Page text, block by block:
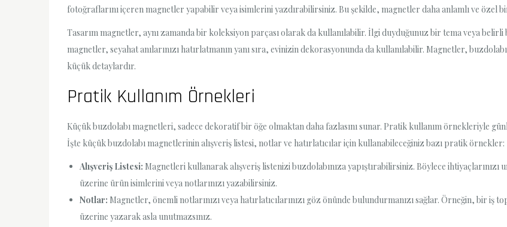
fotoğraflarını içeren magnetler yapabilir veya isimlerini yazdırabilirsiniz. Bu şekilde, magnetler daha anlamlı ve özel
Tasarım magnetler, aynı zamanda bir koleksiyon parçası olarak da kullanılabilir. İlgi duyduğunuz bir tema veya
magnetler, seyahat anılarınızı hatırlatmanın yanı sıra, evinizin dekorasyonunda da kullanılabilir. Magnetler,
küçük detaylardır.
Pratik Kullanım Örnekleri
Küçük buzdolabı magnetleri, sadece dekoratif bir öğe olmaktan daha fazlasını sunar. Pratik kullanım örnekleriyle
İşte küçük buzdolabı magnetlerinin alışveriş listesi, notlar ve hatırlatıcılar için kullanabileceğiniz bazı pratik örnekler:
Alışveriş Listesi: Magnetleri kullanarak alışveriş listenizi buzdolabınıza yapıştırabilirsiniz. Böylece
üzerine ürün isimlerini veya notlarınızı yazabilirsiniz.
Notlar: Magnetler, önemli notlarınızı veya hatırlatıcılarınızı göz önünde bulundurmanızı sağlar. Örneğin, bir
üzerine yazarak asla unutmazsınız.